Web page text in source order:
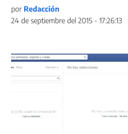
por Redacción
24 de septiembre del 2015 - 17:26:13